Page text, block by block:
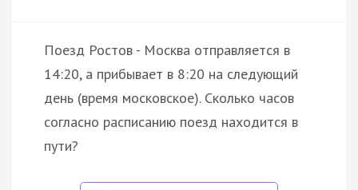
Поезд Ростов - Москва отправляется в
14:20, а прибывает в 8:20 на следующий
день (время московское). Сколько часов
согласно расписанию поезд находится в
пути?